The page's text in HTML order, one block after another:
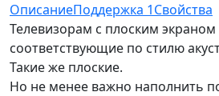
ОписаниеПоддержка 1Свойства
Телевизорам с плоским
соответствующие по стилю
Такие же плоские.
Но не менее важно наполнить